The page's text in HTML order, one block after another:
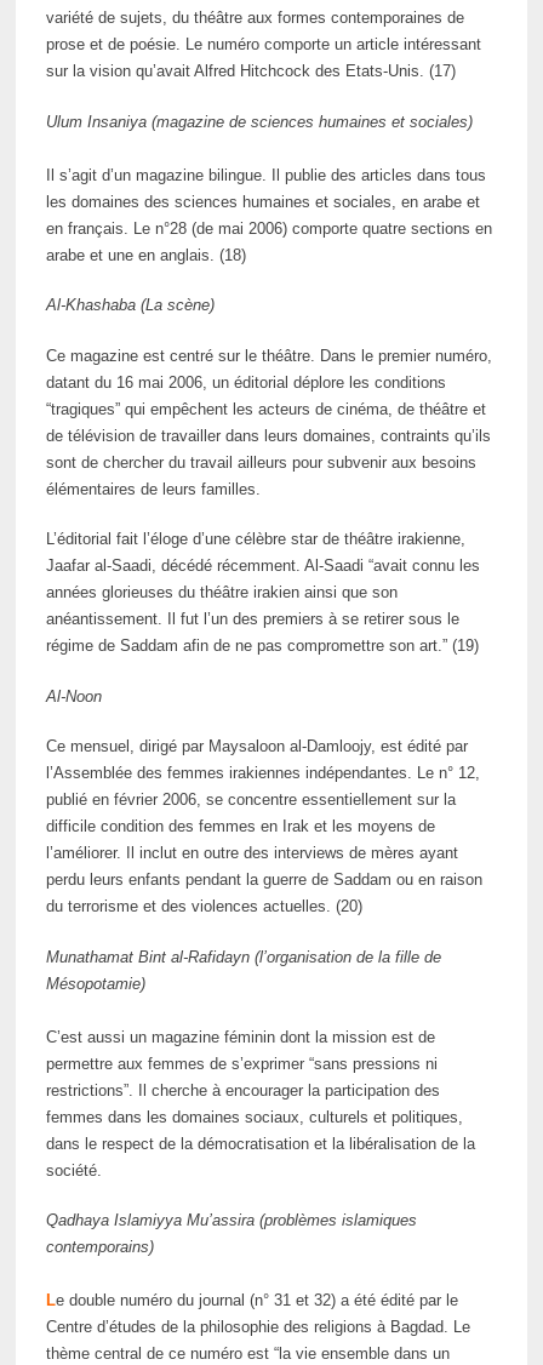
variété de sujets, du théâtre aux formes contemporaines de
prose et de poésie. Le numéro comporte un article intéressant
sur la vision qu’avait Alfred Hitchcock des Etats-Unis. (17)
Ulum Insaniya (magazine de sciences humaines et sociales)
Il s’agit d’un magazine bilingue. Il publie des articles dans tous
les domaines des sciences humaines et sociales, en arabe et
en français. Le n°28 (de mai 2006) comporte quatre sections en
arabe et une en anglais. (18)
Al-Khashaba (La scène)
Ce magazine est centré sur le théâtre. Dans le premier numéro,
datant du 16 mai 2006, un éditorial déplore les conditions
“tragiques” qui empêchent les acteurs de cinéma, de théâtre et
de télévision de travailler dans leurs domaines, contraints qu’ils
sont de chercher du travail ailleurs pour subvenir aux besoins
élémentaires de leurs familles.
L’éditorial fait l’éloge d’une célèbre star de théâtre irakienne,
Jaafar al-Saadi, décédé récemment. Al-Saadi “avait connu les
années glorieuses du théâtre irakien ainsi que son
anéantissement. Il fut l’un des premiers à se retirer sous le
régime de Saddam afin de ne pas compromettre son art.” (19)
Al-Noon
Ce mensuel, dirigé par Maysaloon al-Damloojy, est édité par
l’Assemblée des femmes irakiennes indépendantes. Le n° 12,
publié en février 2006, se concentre essentiellement sur la
difficile condition des femmes en Irak et les moyens de
l’améliorer. Il inclut en outre des interviews de mères ayant
perdu leurs enfants pendant la guerre de Saddam ou en raison
du terrorisme et des violences actuelles. (20)
Munathamat Bint al-Rafidayn (l’organisation de la fille de
Mésopotamie)
C’est aussi un magazine féminin dont la mission est de
permettre aux femmes de s’exprimer “sans pressions ni
restrictions”. Il cherche à encourager la participation des
femmes dans les domaines sociaux, culturels et politiques,
dans le respect de la démocratisation et la libéralisation de la
société.
Qadhaya Islamiyya Mu’assira (problèmes islamiques
contemporains)
Le double numéro du journal (n° 31 et 32) a été édité par le
Centre d’études de la philosophie des religions à Bagdad. Le
thème central de ce numéro est “la vie ensemble dans un